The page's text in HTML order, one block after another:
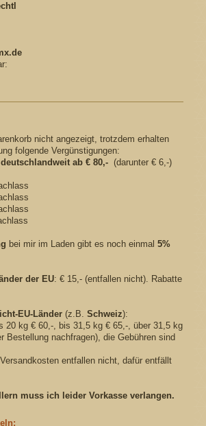
nicht angezeigt, trotzdem erhalten
folgende Vergünstigungen:
deutschlandweit ab € 80,-(darunter € 6,-)
bei mir im Laden gibt es noch einmal 5%
der EU: € 15,- (entfallen nicht). Rabatte
EU-Länder(z.B. Schweiz):
20 kg € 60,-, bis 31,5 kg € 65,-, über 31,5 kg
Bestellung nachfragen), die Gebühren sind
entfallen nicht, dafür entfällt
muss ich leider Vorkasse verlangen.